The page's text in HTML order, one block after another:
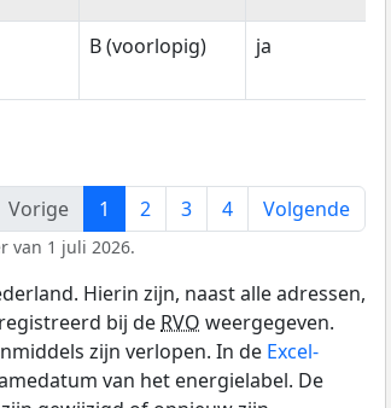
B (voorlopig) ja
Vorige
1 2 3 4 Volgende
van 1 juli 2026.
Hierin zijn, naast alle adressen,
bij de RVO weergegeven.
zijn verlopen. In de Excel-
van het energielabel. De